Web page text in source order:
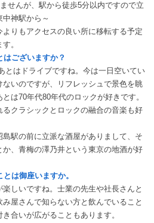
せんが、駅から徒歩5分以内ですので立
神駅から～
りもアクセスの良い所に移転する予定
。
ございますか？
とはドライブですね。今は一日空いてい
いのですが、リフレッシュで景色を眺
は70年代80年代のロックが好きです。
クラシックとロックの融合の音楽も好
駅の前に立派な酒屋がありまして、そ
、青梅の澤乃井という東京の地酒が好
は御座いますか。
しいですね。士業の先生や社長さんと
屋さんで知らない方と飲んでいること
合いが広がることもあります。